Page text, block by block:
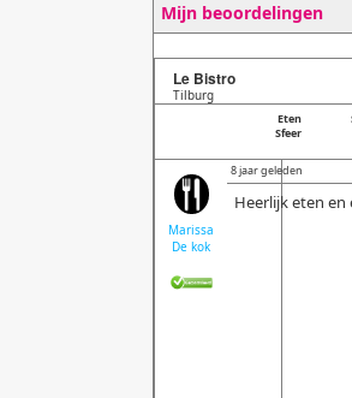
Mijn beoordelingen
Le Bistro
Tilburg
Eten
Sfeer
Marissa
De kok
8 jaar geleden
Heerlijk eten en